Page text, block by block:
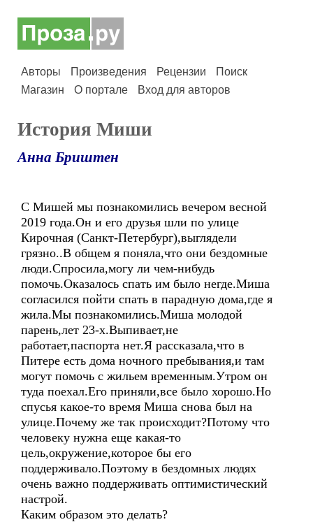
Авторы Произведения Рецензии
Поиск
Магазин
О портале Вход для авторов
История Миши
Анна Бриштен
С Мишей мы познакомились вечером весной
2019 года.Он и его друзья шли по улице
Кирочная (Санкт-Петербург),выглядели
грязно..В общем я поняла,что они бездомные
люди.Спросила,могу ли чем-нибудь
помочь.Оказалось спать им было негде.Миша
согласился пойти спать в парадную дома,где я
жила.Мы познакомились.Миша молодой
парень,лет 23-х.Выпивает,не
работает,паспорта нет.Я рассказала,что в
Питере есть дома ночного пребывания,и там
могут помочь с жильем временным.Утром он
туда поехал.Его приняли,все было хорошо.Но
спусья какое-то время Миша снова был на
улице.Почему же так происходит?Потому что
человеку нужна еще какая-то
цель,окружение,которое бы его
поддерживало.Поэтому в бездомных людях
очень важно поддерживать оптимистический
настрой.
Каким образом это делать?